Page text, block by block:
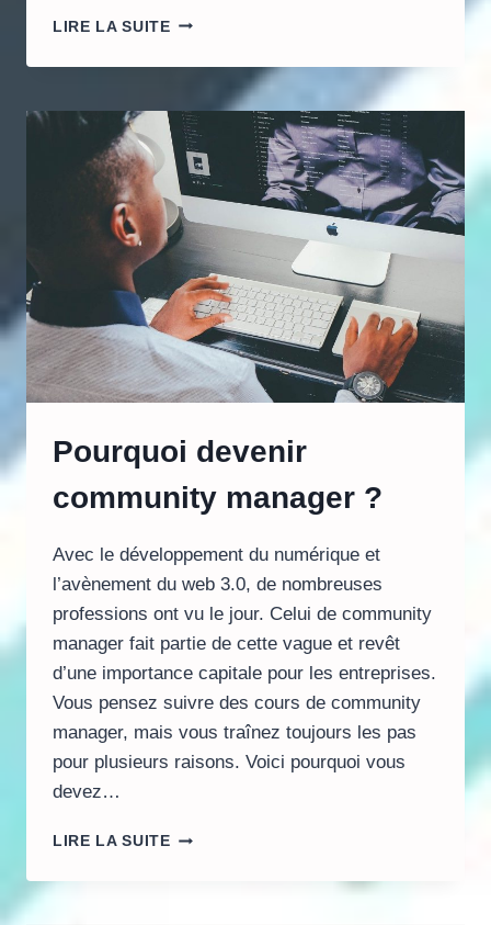
LIRE LA SUITEÉCOLES
COMMERCE
NICE :
COMMENT
FAIRE
LE
MEILLEUR
CHOIX
POUR
VOS
ÉTUDES ?
Pourquoi devenir
community manager ?
Avec le développement du numérique et
l’avènement du web 3.0, de nombreuses
professions ont vu le jour. Celui de community
manager fait partie de cette vague et revêt
d’une importance capitale pour les entreprises.
Vous pensez suivre des cours de community
manager, mais vous traînez toujours les pas
pour plusieurs raisons. Voici pourquoi vous
devez…
LIRE LA SUITEPOURQUOI